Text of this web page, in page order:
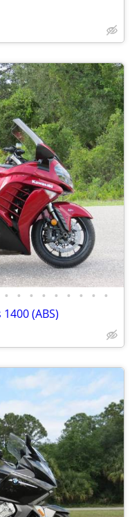
• • • • • • • • •
(ABS)